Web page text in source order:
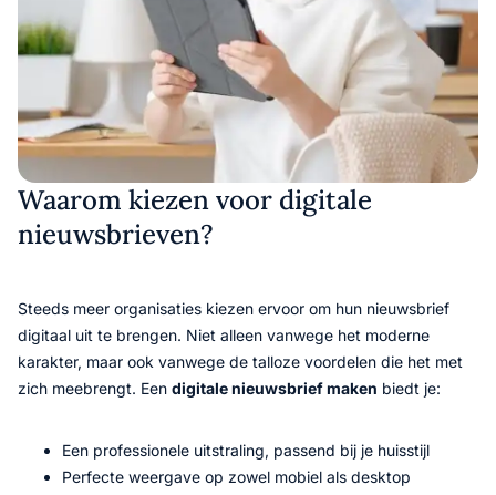
Waarom kiezen voor digitale
nieuwsbrieven?
Steeds meer organisaties kiezen ervoor om hun nieuwsbrief
digitaal uit te brengen. Niet alleen vanwege het moderne
karakter, maar ook vanwege de talloze voordelen die het met
zich meebrengt. Een digitale nieuwsbrief maken biedt je:
Een professionele uitstraling, passend bij je huisstijl
Perfecte weergave op zowel mobiel als desktop